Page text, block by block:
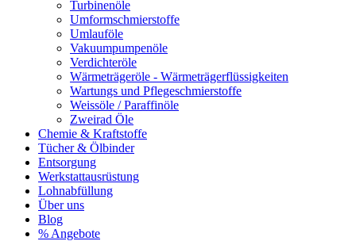
Turbinenöle
Umformschmierstoffe
Umlauföle
Vakuumpumpenöle
Verdichteröle
Wärmeträgeröle - Wärmeträgerflüssigkeiten
Wartungs und Pflegeschmierstoffe
Weissöle / Paraffinöle
Zweirad Öle
Chemie & Kraftstoffe
Tücher & Ölbinder
Entsorgung
Werkstattausrüstung
Lohnabfüllung
Über uns
Blog
% Angebote